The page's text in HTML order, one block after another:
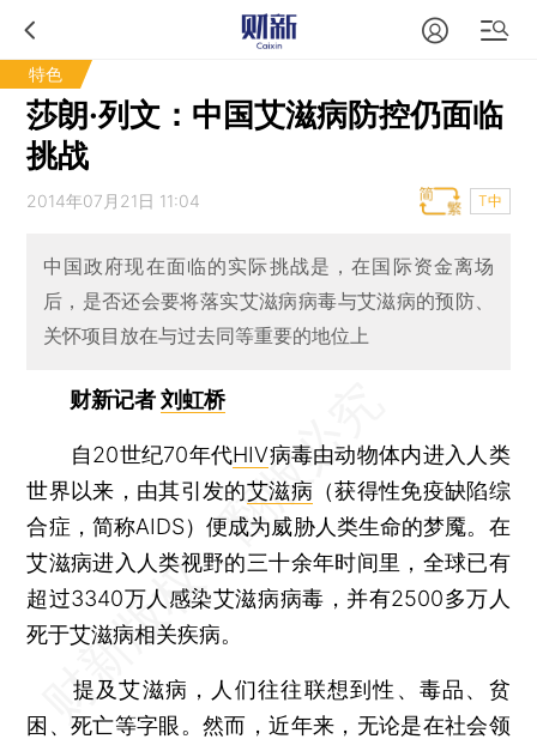
特色
莎朗·列文：中国艾滋病防控仍面临
挑战
2014年07月21日 11:04 T中
中国政府现在面临的实际挑战是，在国际资金离场
后，是否还会要将落实艾滋病病毒与艾滋病的预防、
关怀项目放在与过去同等重要的地位上
财新记者刘虹桥
自20世纪70年代HIV病毒由动物体内进入人类
世界以来，由其引发的艾滋病 （获得性免疫缺陷综
合症，简称AIDS）便成为威胁人类生命的梦魇。在
艾滋病进入人类视野的三十余年时间里，全球已有
超过3340万人感染艾滋病病毒，并有2500多万人
死于艾滋病相关疾病。
提及艾滋病，人们往往联想到性、毒品、贫
困、死亡等字眼。然而，近年来，无论是在社会领